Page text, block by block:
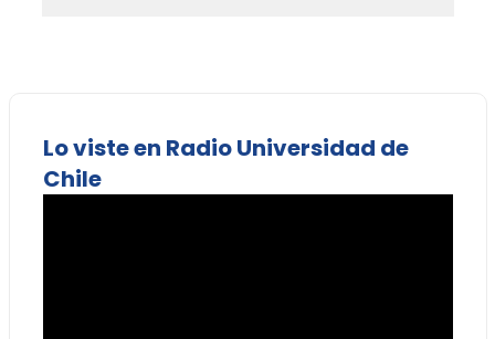
Lo viste en Radio Universidad de
Chile